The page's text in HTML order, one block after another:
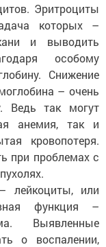
Эритроциты
которых –
и выводить
особому
Снижение
– очень
Ведь так могут
анемия, так и
кровопотеря.
при проблемах с
лейкоциты, или
функция –
Выявленные
о воспалении,